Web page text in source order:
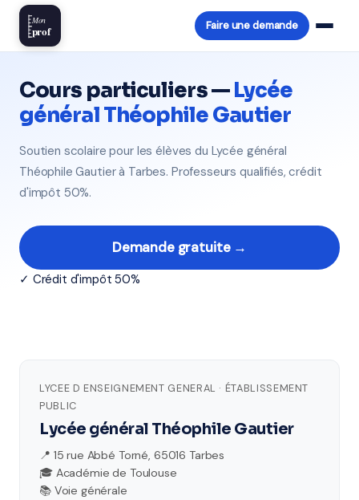
Mon
prof Faire une demande
Cours particuliers —Lycée
général Théophile Gautier
Soutien scolaire pour les élèves du Lycée général
Théophile Gautier à Tarbes. Professeurs qualifiés, crédit
d'impôt 50%.
Demande gratuite →
✓ Crédit d'impôt 50%
LYCEE D ENSEIGNEMENT GENERAL · ÉTABLISSEMENT
PUBLIC
Lycée général Théophile Gautier
📍 15 rue Abbé Torné, 65016 Tarbes
🎓 Académie de Toulouse
📚 Voie générale